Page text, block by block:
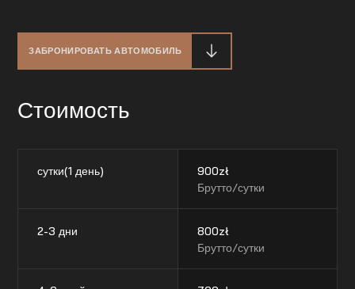
ЗАБРОНИРОВАТЬ АВТОМОБИЛЬ
Стоимость
сутки(1 день) 900zł
Брутто/сутки
2-3 дни 800zł
Брутто/сутки